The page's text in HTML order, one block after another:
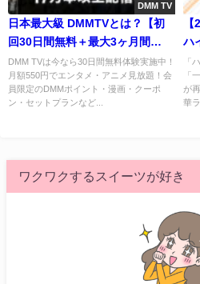
DMM TV
日本最大級 DMMTVとは？【初
回30日間無料＋最大3ヶ月間
550pt付与】価格・評判・おすす
めアニメ・見逃し配信
DMM TVは今なら30日間無料体験実施中！
月額550円でエンタメ・アニメ見放題！会
員限定のDMMポイント・漫画・クーポ
ン・セットプランなど...
ハ
「
「
が
華
ワクワクするスイーツが好き